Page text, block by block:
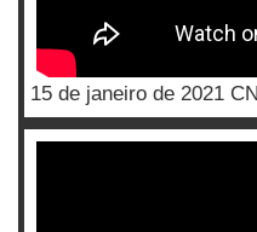
15 de janeiro de 2021